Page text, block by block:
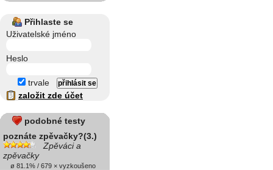
Přihlaste se
Uživatelské jméno
Heslo
trvale
založit zde účet
podobné testy
poznáte zpěvačky?(3.)
Zpěváci a
zpěvačky
ø 81.1% / 679 × vyzkoušeno